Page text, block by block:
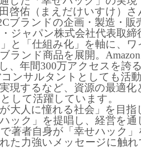
啓佑（まえだけいすけ）
ブランドの企画・製造・
ジャパン株式会社代表取
と「仕組み化」を軸に、
ランド商品を展開。
、年間300万アクセスを誇
コンサルタントとしても活
実現するなど、資源の最適
して活躍しています。
が大人に憧れる社会」を目
ック」を提唱し、経営を
著者自身が「幸せハック
た力強いメッセージに触